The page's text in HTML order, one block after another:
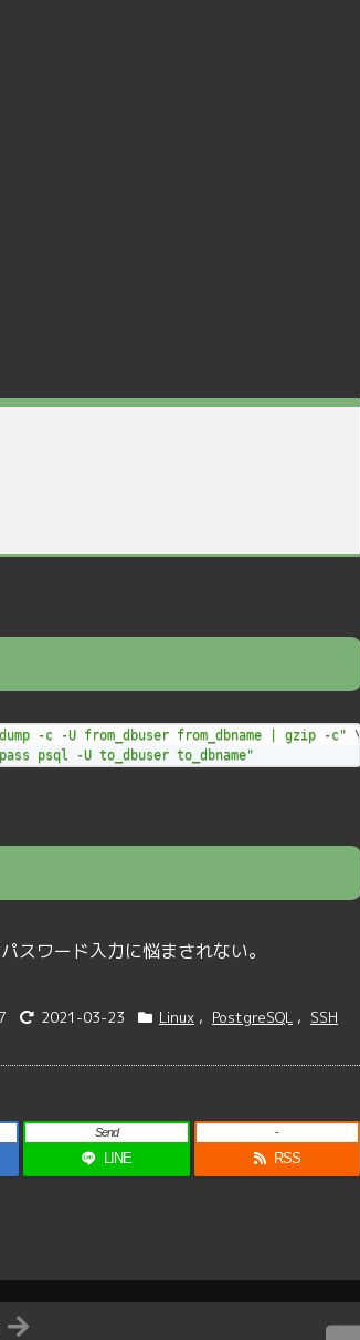
-c -U from_dbuser from_dbname | gzip -c" \
psql -U to_dbuser to_dbname"
スワード入力に悩まされない。
2021-03-23 Linux , PostgreSQL , SSH
LINE
Send
RSS
-